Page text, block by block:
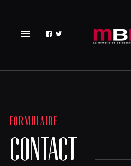
menu
FORMULAIRE
CONTACT